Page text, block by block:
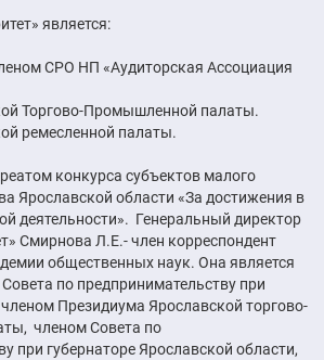
является:
СРО НП «Аудиторская Ассоциация
Торгово-Промышленной палаты.
ремесленной палаты.
конкурса субъектов малого
Ярославской области «За достижения в
деятельности». Генеральный директор
Смирнова Л.Е.- член корреспондент
общественных наук. Она является
по предпринимательству при
Президиума Ярославской торгово-
членом Совета по
при губернаторе Ярославской области,